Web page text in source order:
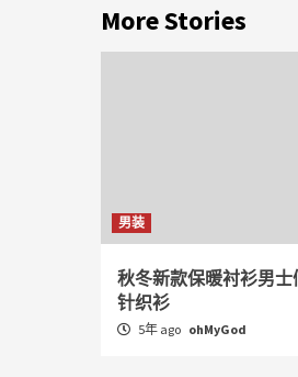
More Stories
男装
秋冬新款保暖衬衫男士
针织衫
5年 ago ohMyGod